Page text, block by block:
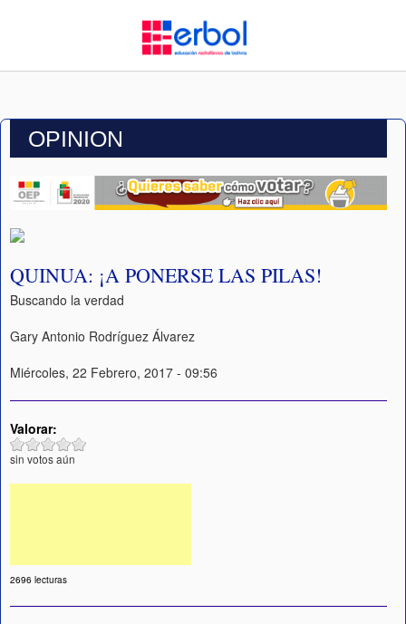
OPINION
QUINUA: ¡A PONERSE LAS PILAS!
Buscando la verdad
Gary Antonio Rodríguez Álvarez
Miércoles, 22 Febrero, 2017 - 09:56
Valorar:
sin votos aún
2696 lecturas